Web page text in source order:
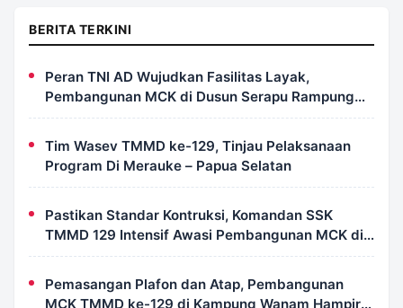
BERITA TERKINI
Peran TNI AD Wujudkan Fasilitas Layak,
Pembangunan MCK di Dusun Serapu Rampung
Dikerjakan
Tim Wasev TMMD ke-129, Tinjau Pelaksanaan
Program Di Merauke – Papua Selatan
Pastikan Standar Kontruksi, Komandan SSK
TMMD 129 Intensif Awasi Pembangunan MCK di
Wanam
Pemasangan Plafon dan Atap, Pembangunan
MCK TMMD ke-129 di Kampung Wanam Hampir